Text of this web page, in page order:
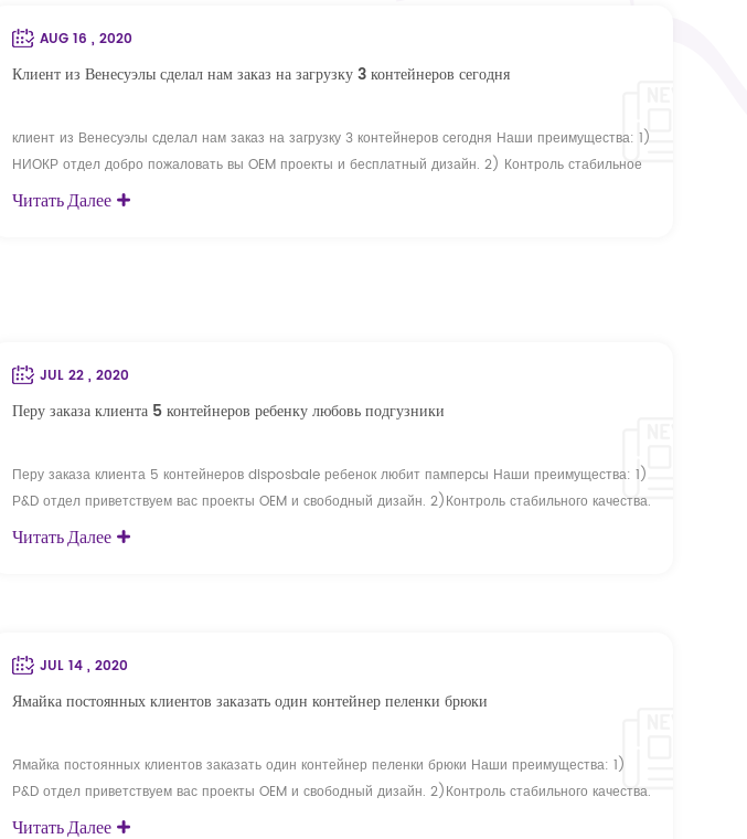
AUG 16 , 2020
Клиент из Венесуэлы сделал нам заказ на загрузку 3 контейнеров сегодня
клиент из Венесуэлы сделал нам заказ на загрузку 3 контейнеров сегодня Наши преимущества: 1)
НИОКР отдел добро пожаловать вы OEM проекты и бесплатный дизайн. 2) Контроль стабильное
качество. QC команда с 42 инженера контролируют качество в вашем стандарты; 3) гарантия
Читать Далее
JUL 22 , 2020
Перу заказа клиента 5 контейнеров ребенку любовь подгузники
Перу заказа клиента 5 контейнеров disposbale ребенок любит памперсы Наши преимущества: 1)
Р&D отдел приветствуем вас проекты OEM и свободный дизайн. 2)Контроль стабильного качества.
Команда QC с 42 инженеров по контролю качества в стандартах; 3) аттестация guarantee.ISO,CE,
Читать Далее
JUL 14 , 2020
Ямайка постоянных клиентов заказать один контейнер пеленки брюки
Ямайка постоянных клиентов заказать один контейнер пеленки брюки Наши преимущества: 1)
Р&D отдел приветствуем вас проекты OEM и свободный дизайн. 2)Контроль стабильного качества.
Команда QC с 42 инженеров по контролю качества в стандартах; 3) аттестация guarantee.ISO,CE,
Читать Далее